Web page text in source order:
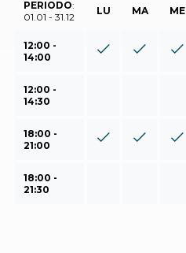
PERIODO:
01.01 - 31.12
LU MA ME
12:00 -
14:00
12:00 -
14:30
18:00 -
21:00
18:00 -
21:30